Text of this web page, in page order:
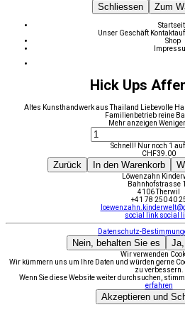
Schliessen Zum
Unser Geschäft
Shop
Hick Ups
Altes Kunsthandwerk aus Thailand Liebevolle
Familienbetrieb reine
Mehr anzeigen
Schnell! Nur noch 1
CHF39.00
Zurück In den Warenkorb
Löwenzahn
Bahnhofstrasse
4106 Therwil
+41 78 250 40
social link social
Datenschutz-
Nein, behalten Sie es
Wir verwenden
Wir kümmern uns um Ihre Daten und würden gerne
zu verbessern.
Wenn Sie diese Website weiter durchsuchen,
erfahren
Akzeptieren und